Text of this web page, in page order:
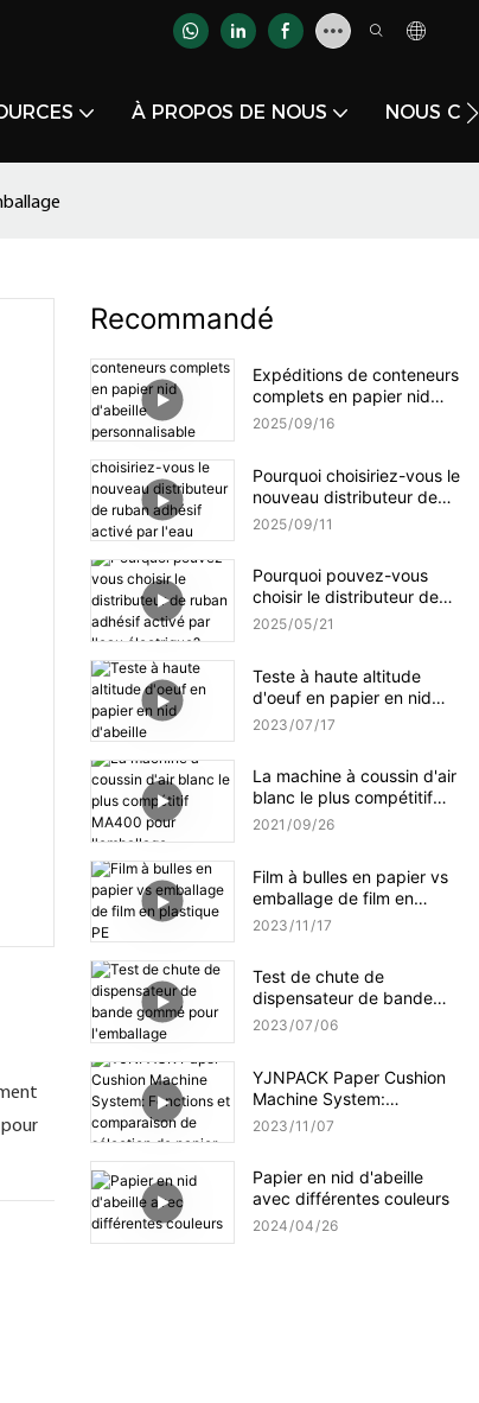
À PROPOS DE NOUS NOUS
Recommandé
Expéditions de conteneurs
complets en papier nid
d'abeille personnalisable
2025 09 16
Pourquoi choisiriez-vous le
nouveau distributeur de
ruban adhésif activé par
2025 09 11
Pourquoi pouvez-vous
choisir le distributeur de
ruban adhésif activé par
2025 05 21
Teste à haute altitude
d'oeuf en papier en nid
d'abeille
2023 07 17
La machine à coussin d'air
blanc le plus compétitif
MA400 pour l'emballage
2021 09 26
Film à bulles en papier vs
emballage de film en
plastique PE
2023 11 17
Test de chute de
dispensateur de bande
gommé pour l'emballage
2023 07 06
YJNPACK Paper Cushion
Machine System:
Fonctions et comparaison
2023 11 07
Papier en nid d'abeille
avec différentes couleurs
2024 04 26